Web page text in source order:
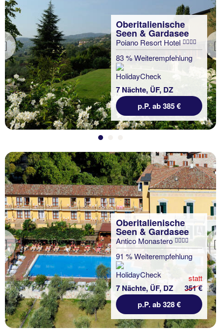
Previous
Oberitalienische
Seen & Gardasee
Poiano Resort Hotel
83 % Weiterempfehlung
7 Nächte, ÜF, DZ
p.P. ab 385 €
Previous
Oberitalienische
Seen & Gardasee
Antico Monastero
91 % Weiterempfehlung
7 Nächte, ÜF, DZ
statt
351 €
p.P. ab 328 €